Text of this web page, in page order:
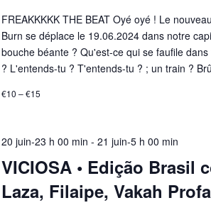
FREAKKKKK THE BEAT Oyé oyé ! Le
Burn se déplace le 19.06.2024 dans notre
bouche béante ? Qu'est-ce qui se faufile
? L'entends-tu ? T'entends-tu ? ; un train ?
€10 – €15
VICIOSA • Edição Brasil
Laza, Filaipe, Vakah
20 juin-23 h 00 min -21 juin-5 h 00 min